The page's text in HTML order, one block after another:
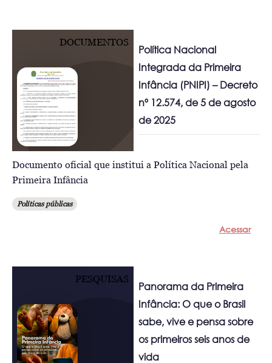
DOCUMENTOS
Política Nacional
Integrada da Primeira
Infância (PNIPI) – Decreto
nº 12.574, de 5 de agosto
de 2025
Documento oficial que institui a Política Nacional pela
Primeira Infância
Políticas públicas
Acessar
PESQUISAS
Panorama da Primeira
Infância: O que o Brasil
sabe, vive e pensa sobre
os primeiros seis anos de
vida